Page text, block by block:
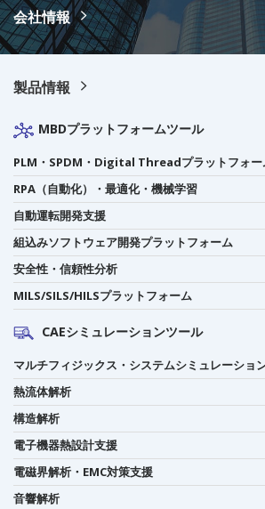
会社情報
製品情報
MBDプラットフォームツール
PLM・SPDM・Digital Threadプラットフォー
RPA（自動化）・最適化・機械学習
自動運転開発支援
組込みソフトウェア開発プラットフォーム
安全性・信頼性分析
MILS/SILS/HILSプラットフォーム
CAEシミュレーションツール
マルチフィジックス・システムシミュレーショ
熱流体解析
構造解析
電子機器熱設計支援
電磁界解析・EMC対策支援
音響解析